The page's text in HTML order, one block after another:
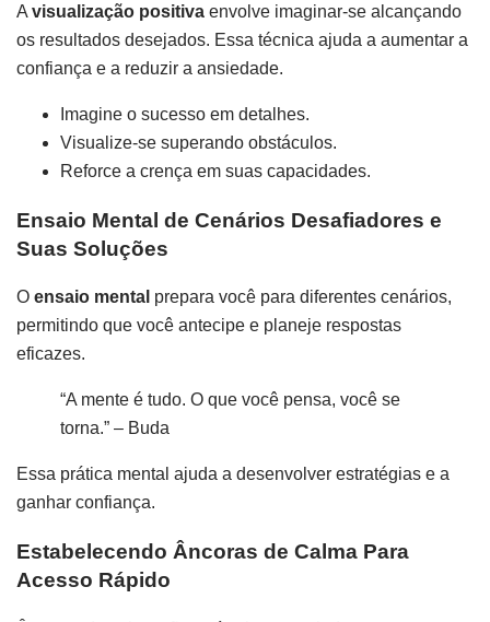
A visualização positiva envolve imaginar-se alcançando
os resultados desejados. Essa técnica ajuda a aumentar a
confiança e a reduzir a ansiedade.
Imagine o sucesso em detalhes.
Visualize-se superando obstáculos.
Reforce a crença em suas capacidades.
Ensaio Mental de Cenários Desafiadores e
Suas Soluções
O ensaio mental prepara você para diferentes cenários,
permitindo que você antecipe e planeje respostas
eficazes.
“A mente é tudo. O que você pensa, você se
torna.” – Buda
Essa prática mental ajuda a desenvolver estratégias e a
ganhar confiança.
Estabelecendo Âncoras de Calma Para
Acesso Rápido